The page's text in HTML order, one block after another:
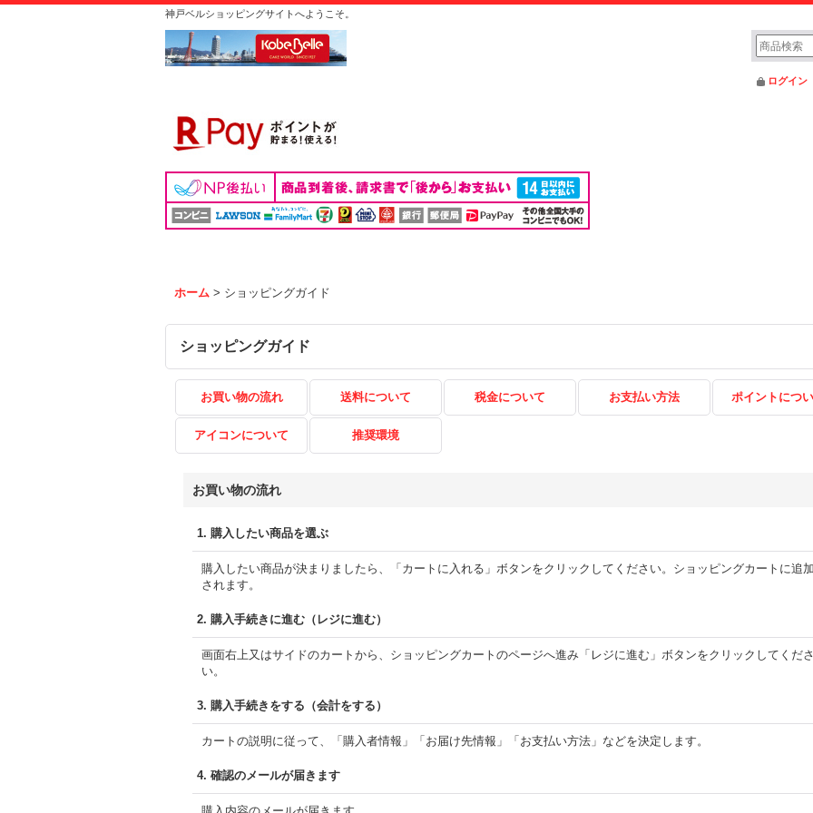
神戸ベルショッピングサイトへようこそ。
ログイン
ホーム > ショッピングガイド
ショッピングガイド
お買い物の流れ 送料について 税金について お支払い方法 ポイントにつ
アイコンについて 推奨環境
お買い物の流れ
1. 購入したい商品を選ぶ
購入したい商品が決まりましたら、「カートに入れる」ボタンをクリックしてください。ショッピングカートに追
されます。
2. 購入手続きに進む（レジに進む）
画面右上又はサイドのカートから、ショッピングカートのページへ進み「レジに進む」ボタンをクリックしてくだ
い。
3. 購入手続きをする（会計をする）
カートの説明に従って、「購入者情報」「お届け先情報」「お支払い方法」などを決定します。
4. 確認のメールが届きます